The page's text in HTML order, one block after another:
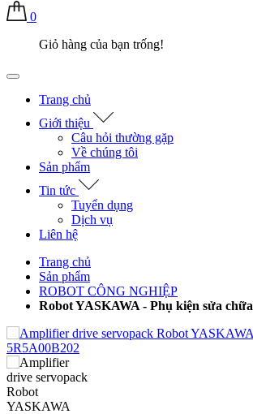
0
Giỏ hàng của bạn trống!
Trang chủ
Giới thiệu
Câu hỏi thường gặp
Về chúng tôi
Sản phẩm
Tin tức
Tuyển dụng
Dịch vụ
Liên hệ
Trang chủ
Sản phẩm
ROBOT CÔNG NGHIỆP
Robot YASKAWA - Phụ kiện sửa chữa